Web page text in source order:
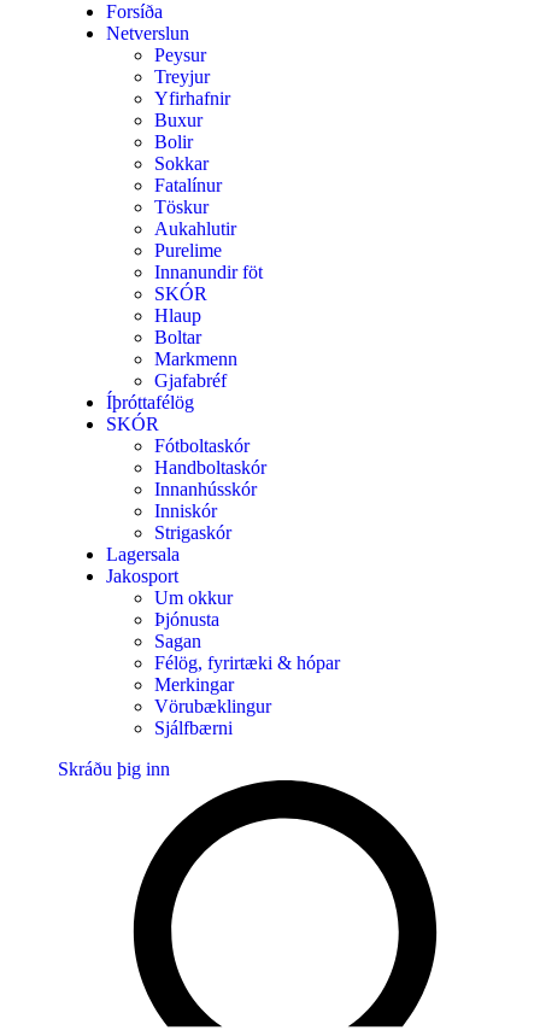
Forsíða
Netverslun
Peysur
Treyjur
Yfirhafnir
Buxur
Bolir
Sokkar
Fatalínur
Töskur
Aukahlutir
Purelime
Innanundir föt
SKÓR
Hlaup
Boltar
Markmenn
Gjafabréf
Íþróttafélög
SKÓR
Fótboltaskór
Handboltaskór
Innanhússkór
Inniskór
Strigaskór
Lagersala
Jakosport
Um okkur
Þjónusta
Sagan
Félög, fyrirtæki & hópar
Merkingar
Vörubæklingur
Sjálfbærni
Skráðu þig inn